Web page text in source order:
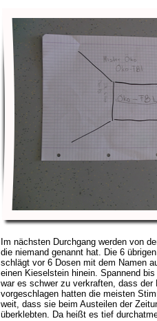
Im nächsten Durchgang werden von
die niemand genannt hat. Die 6
schlägt vor 6 Dosen mit dem Namen
einen Kieselstein hinein. Spannend
war es schwer zu verkraften, dass der
vorgeschlagen hatten die meisten
weit, dass sie beim Austeilen der
überklebten. Da heißt es tief